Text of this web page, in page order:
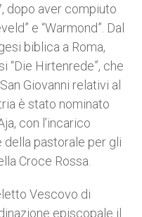
dopo aver compiuto
e “Warmond”. Dal
biblica a Roma,
“Die Hirtenrede”, che
Giovanni relativi al
è stato nominato
con l’incarico
pastorale per gli
Croce Rossa.
Vescovo di
episcopale il